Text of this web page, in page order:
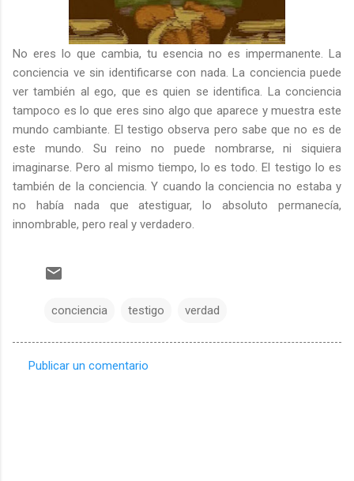
No eres lo que cambia, tu esencia no es impermanente. La
conciencia ve sin identificarse con nada. La conciencia puede
ver también al ego, que es quien se identifica. La conciencia
tampoco es lo que eres sino algo que aparece y muestra este
mundo cambiante. El testigo observa pero sabe que no es de
este mundo. Su reino no puede nombrarse, ni siquiera
imaginarse. Pero al mismo tiempo, lo es todo. El testigo lo es
también de la conciencia. Y cuando la conciencia no estaba y
no había nada que atestiguar, lo absoluto permanecía,
innombrable, pero real y verdadero.
conciencia testigo verdad
Publicar un comentario